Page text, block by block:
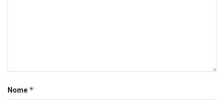
Nome *